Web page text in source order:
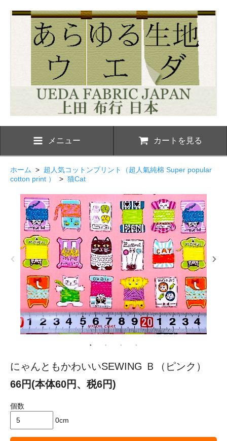
メニュー カートを見る
ホーム > 超人気コットンプリント（超人氣純棉 Super popular
cotton print ）
> 猫Cat
にゃんともかわいいSEWING Ｂ（ピンク）
66円(本体60円、税6円)
個数
0cm